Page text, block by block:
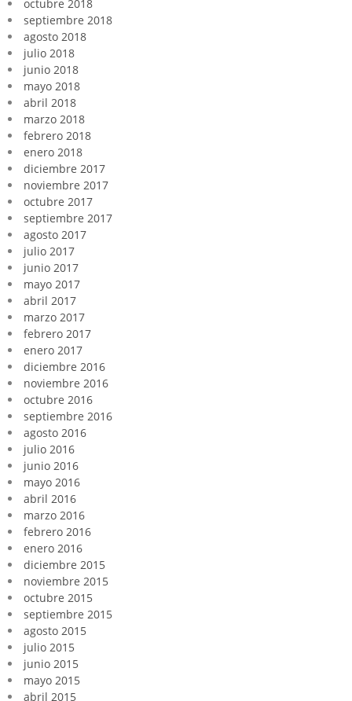
octubre 2018
septiembre 2018
agosto 2018
julio 2018
junio 2018
mayo 2018
abril 2018
marzo 2018
febrero 2018
enero 2018
diciembre 2017
noviembre 2017
octubre 2017
septiembre 2017
agosto 2017
julio 2017
junio 2017
mayo 2017
abril 2017
marzo 2017
febrero 2017
enero 2017
diciembre 2016
noviembre 2016
octubre 2016
septiembre 2016
agosto 2016
julio 2016
junio 2016
mayo 2016
abril 2016
marzo 2016
febrero 2016
enero 2016
diciembre 2015
noviembre 2015
octubre 2015
septiembre 2015
agosto 2015
julio 2015
junio 2015
mayo 2015
abril 2015